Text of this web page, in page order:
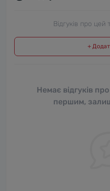
Відгуків про
+
Немає відгуків
першим,